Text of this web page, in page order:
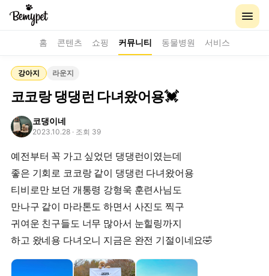
홈 콘텐츠 쇼핑 커뮤니티 동물병원 서비스
강아지 라운지
코코랑 댕댕런 다녀왔어용💓
코댕이네
2023.10.28 · 조회 39
예전부터 꼭 가고 싶었던 댕댕런이였는데
좋은 기회로 코코랑 같이 댕댕런 다녀왔어용
티비로만 보던 개통령 강형욱 훈련사님도
만나구 같이 마라톤도 하면서 사진도 찍구
귀여운 친구들도 너무 많아서 눈힐링까지
하고 왔네용 다녀오니 지금은 완전 기절이네요🤣